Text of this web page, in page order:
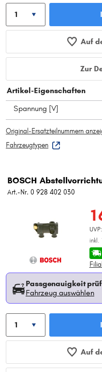
Auf
Zur
Artikel-Eigenschaften
Spannung [V]
Original-Ersatzteilnummern
Fahrzeugtypen
BOSCH
Art.-Nr. 0 928 402 030
inkl.
Passgenauigkeit
Fahrzeug auswählen
Auf